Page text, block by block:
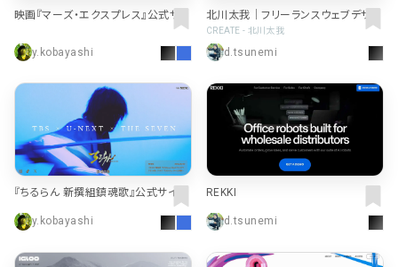
映画『マーズ・エクスプレス』公式サイ
y.kobayashi
北川太我｜フリーランスウェブデザイ
ナー
CREATE - 北川太我
d.tsunemi
『ちるらん 新撰組鎮魂歌』公式サイト
y.kobayashi
REKKI
d.tsunemi